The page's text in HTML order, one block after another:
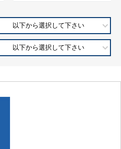
以下から選択して下さい
以下から選択して下さい